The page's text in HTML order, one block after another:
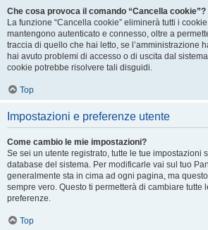
Che cosa provoca il comando “Cancella cookie”?
La funzione “Cancella cookie” eliminerà tutti i
mantengono autenticato e connesso, oltre a
traccia di quello che hai letto, se l’amministrazione
hai avuto problemi di accesso o di uscita dal
cookie potrebbe risolvere tali disguidi.
Top
Impostazioni e preferenze utente
Come cambio le mie impostazioni?
Se sei un utente registrato, tutte le tue impostazioni
database del sistema. Per modificarle vai sul tuo
generalmente sta in cima ad ogni pagina, ma
sempre vero. Questo ti permetterà di cambiare tutte
preferenze.
Top